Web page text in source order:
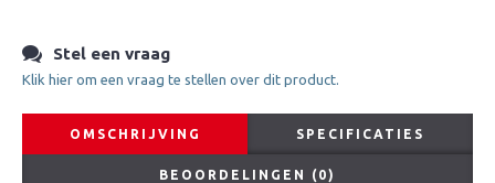
Stel een vraag
Klik hier om een vraag te stellen over dit product.
OMSCHRIJVING SPECIFICATIES
BEOORDELINGEN (0)